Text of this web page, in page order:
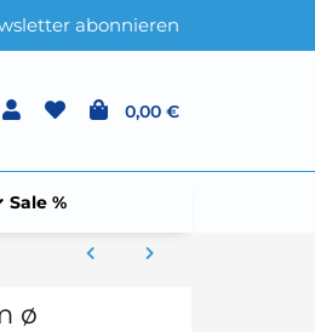
abonnieren
0,00 €
Sale %
ø